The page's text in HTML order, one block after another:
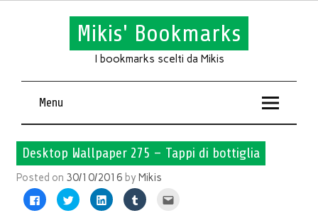
Mikis' Bookmarks
I bookmarks scelti da Mikis
Menu
Desktop Wallpaper 275 – Tappi di bottiglia
Posted on 30/10/2016 byMikis
Fai
clic
Fai
clic
Fai
clic
Fai
clic